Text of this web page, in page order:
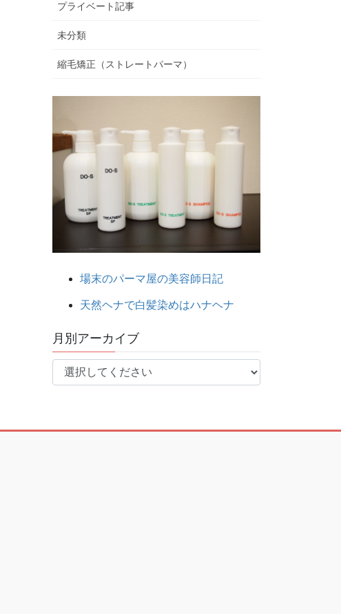
プライベート記事
未分類
縮毛矯正（ストレートパーマ）
場末のパーマ屋の美容師日記
天然ヘナで白髪染めはハナヘナ
月別アーカイブ